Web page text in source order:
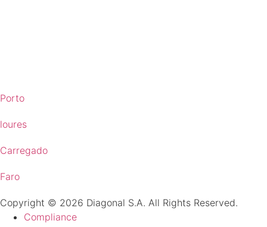
Porto
loures
Carregado
Faro
Copyright © 2026 Diagonal S.A. All Rights Reserved.
Compliance